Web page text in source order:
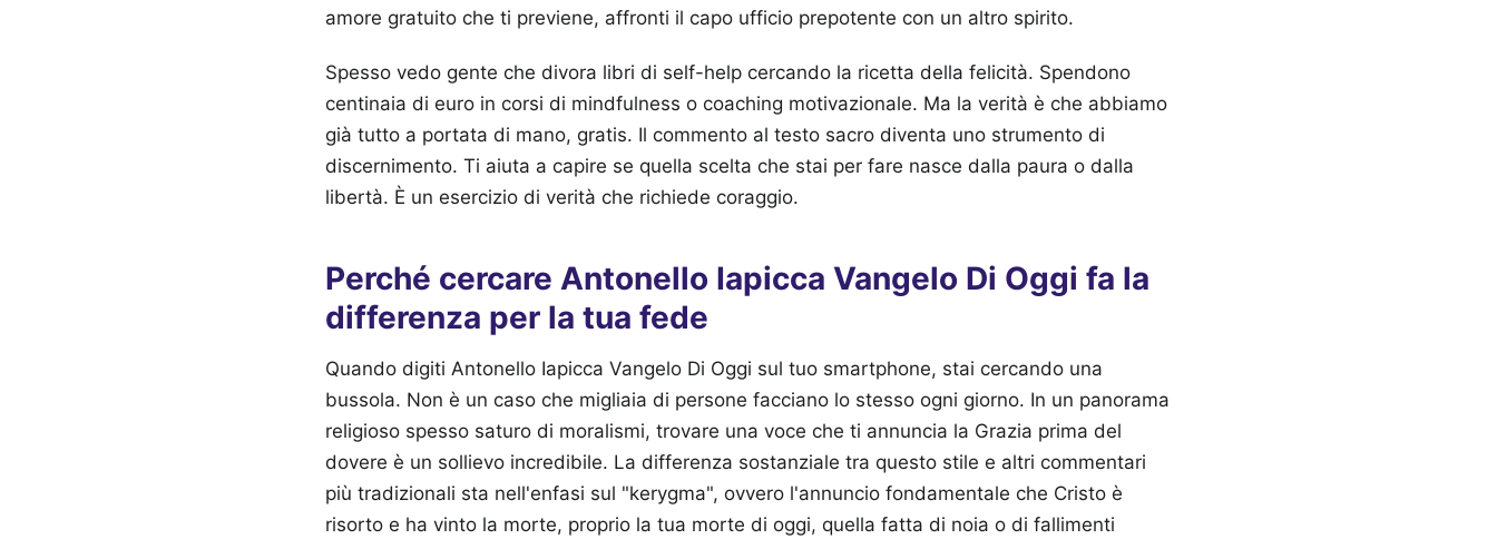
amore gratuito che ti previene, affronti il capo ufficio prepotente con un altro spirito.
Spesso vedo gente che divora libri di self-help cercando la ricetta della felicità. Spendono
centinaia di euro in corsi di mindfulness o coaching motivazionale. Ma la verità è che abbiamo
già tutto a portata di mano, gratis. Il commento al testo sacro diventa uno strumento di
discernimento. Ti aiuta a capire se quella scelta che stai per fare nasce dalla paura o dalla
libertà. È un esercizio di verità che richiede coraggio.
Perché cercare Antonello Iapicca Vangelo Di Oggi fa la
differenza per la tua fede
Quando digiti Antonello Iapicca Vangelo Di Oggi sul tuo smartphone, stai cercando una
bussola. Non è un caso che migliaia di persone facciano lo stesso ogni giorno. In un panorama
religioso spesso saturo di moralismi, trovare una voce che ti annuncia la Grazia prima del
dovere è un sollievo incredibile. La differenza sostanziale tra questo stile e altri commentari
più tradizionali sta nell'enfasi sul "kerygma", ovvero l'annuncio fondamentale che Cristo è
risorto e ha vinto la morte, proprio la tua morte di oggi, quella fatta di noia o di fallimenti